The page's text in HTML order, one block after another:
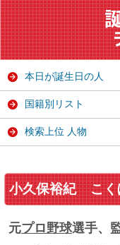
小久保裕紀 こ
元プロ野球選手、
本日が誕生日の人
国籍別リスト
検索上位 人物